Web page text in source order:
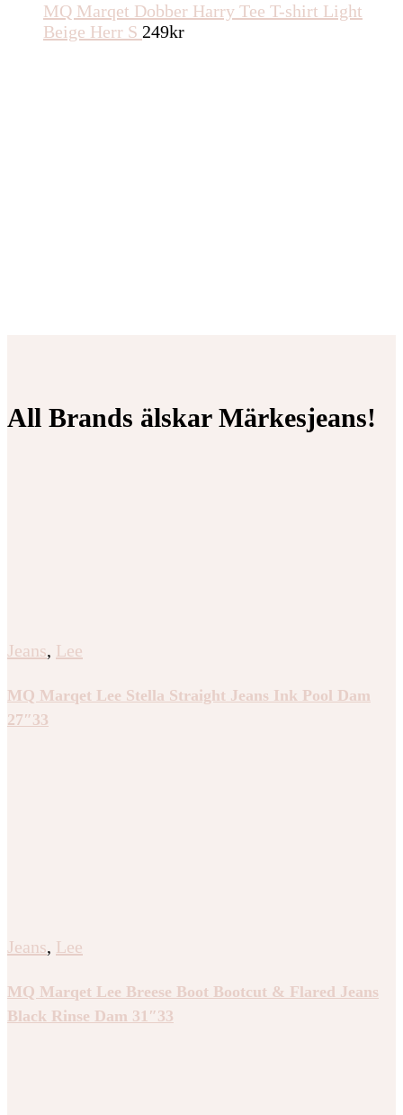
MQ Marqet Dobber Harry Tee T-shirt Light
Beige Herr S 249kr
All Brands älskar Märkesjeans!
Jeans, Lee
MQ Marqet Lee Stella Straight Jeans Ink Pool Dam
27″33
Jeans, Lee
MQ Marqet Lee Breese Boot Bootcut & Flared Jeans
Black Rinse Dam 31″33